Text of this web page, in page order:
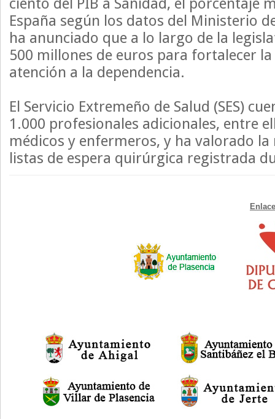
ciento del PIB a Sanidad, el porcentaje
España según los datos del Ministerio
ha anunciado que a lo largo de la
500 millones de euros para fortalecer
atención a la dependencia.
El Servicio Extremeño de Salud (SES)
1.000 profesionales adicionales, entre
médicos y enfermeros, y ha valorado la
listas de espera quirúrgica registrada